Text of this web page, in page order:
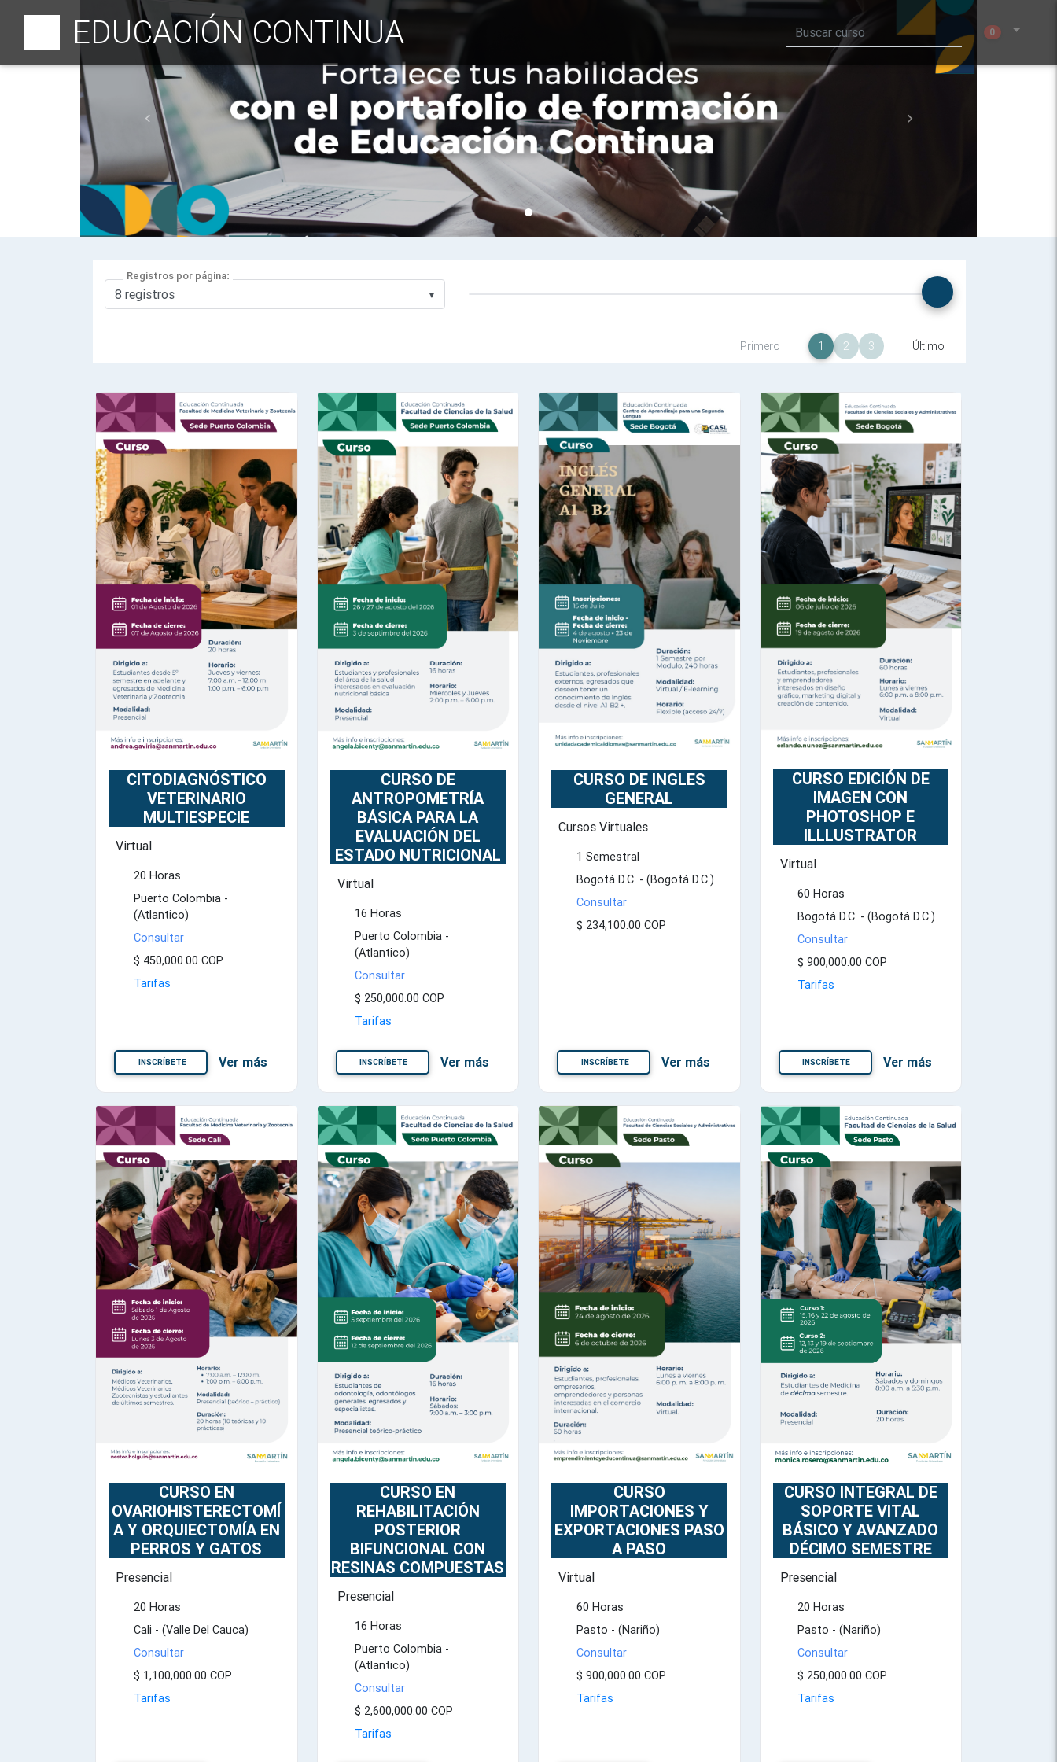
EDUCACIÓN CONTINUA 0
Previous
▼
Registros por página:
Primero 1 2 3 Último
CITODIAGNÓSTICO
VETERINARIO
MULTIESPECIE
Virtual
20 Horas
Puerto Colombia -
(Atlantico)
Consultar
$ 450,000.00 COP
Tarifas
INSCRÍBETE Ver más
CURSO DE
ANTROPOMETRÍA
BÁSICA PARA LA
EVALUACIÓN DEL
ESTADO NUTRICIONAL
Virtual
16 Horas
Puerto Colombia -
(Atlantico)
Consultar
$ 250,000.00 COP
Tarifas
INSCRÍBETE Ver más
CURSO DE INGLES
GENERAL
Cursos Virtuales
1 Semestral
Bogotá D.C. - (Bogotá D.C.)
Consultar
$ 234,100.00 COP
INSCRÍBETE Ver más
CURSO EDICIÓN DE
IMAGEN CON
PHOTOSHOP E
ILLLUSTRATOR
Virtual
60 Horas
Bogotá D.C. - (Bogotá D.C.)
Consultar
$ 900,000.00 COP
Tarifas
INSCRÍBETE Ver más
CURSO EN
OVARIOHISTERECTOMÍ
A Y ORQUIECTOMÍA EN
PERROS Y GATOS
Presencial
20 Horas
Cali - (Valle Del Cauca)
Consultar
$ 1,100,000.00 COP
Tarifas
CURSO EN
REHABILITACIÓN
POSTERIOR
BIFUNCIONAL CON
RESINAS COMPUESTAS
Presencial
16 Horas
Puerto Colombia -
(Atlantico)
Consultar
$ 2,600,000.00 COP
Tarifas
CURSO
IMPORTACIONES Y
EXPORTACIONES PASO
A PASO
Virtual
60 Horas
Pasto - (Nariño)
Consultar
$ 900,000.00 COP
Tarifas
CURSO INTEGRAL DE
SOPORTE VITAL
BÁSICO Y AVANZADO
DÉCIMO SEMESTRE
Presencial
20 Horas
Pasto - (Nariño)
Consultar
$ 250,000.00 COP
Tarifas